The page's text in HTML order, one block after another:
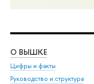
О ВЫШКЕ
Цифры и факты
Руководство и структура